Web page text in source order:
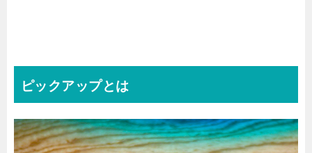
ピックアップとは